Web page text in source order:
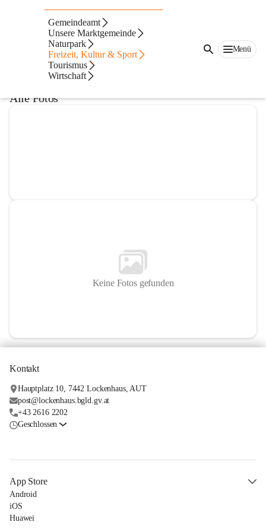
Gemeindeamt
Unsere Marktgemeinde
Naturpark
Freizeit, Kultur & Sport
Tourismus
Wirtschaft
Menü
1. BGLD Bogenschützen
@1-bgld-bogenschutzen
Bogensportverein
In CITIES öffnen
Alle Fotos
Keine Fotos gefunden
Kontakt
Hauptplatz 10, 7442 Lockenhaus, AUT
post@lockenhaus.bgld.gv.at
+43 2616 2202
Geschlossen
App Store
Android
iOS
Huawei